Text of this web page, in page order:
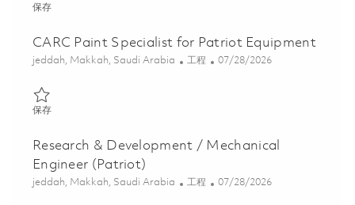
保存保存 Sr. Patriot DTE Technician 01854558
CARC Paint Specialist for Patriot Equipment
位置
jeddah, Makkah, Saudi Arabia 类别
工程 Posted Date
07/28/2026
保存保存 CARC Paint Specialist for Patriot Equipment 01862229
Research & Development / Mechanical
Engineer (Patriot)
位置
jeddah, Makkah, Saudi Arabia 类别
工程 Posted Date
07/28/2026